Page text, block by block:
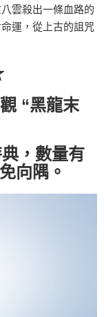
雲殺出一條血路的
運，從上古的詛咒
“黑龍末
，數量有
向隅。